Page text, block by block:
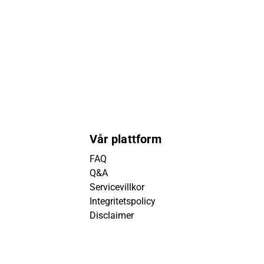
Vår plattform
FAQ
Q&A
Servicevillkor
Integritetspolicy
Disclaimer